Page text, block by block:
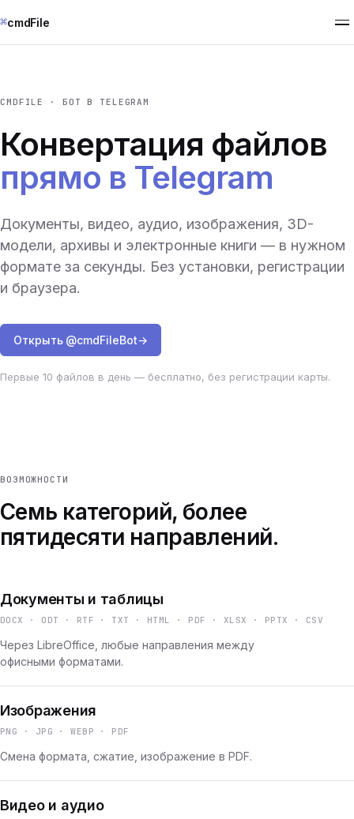
⌘cmdFile
CMDFILE · БОТ В TELEGRAM
Конвертация файлов
прямо в Telegram
Документы, видео, аудио, изображения, 3D-
модели, архивы и электронные книги — в нужном
формате за секунды. Без установки, регистрации
и браузера.
Открыть @cmdFileBot→
Первые 10 файлов в день — бесплатно, без регистрации карты.
ВОЗМОЖНОСТИ
Семь категорий, более
пятидесяти направлений.
Документы и таблицы
DOCX · ODT · RTF · TXT · HTML · PDF · XLSX · PPTX · CSV
Через LibreOffice, любые направления между
офисными форматами.
Изображения
PNG · JPG · WEBP · PDF
Смена формата, сжатие, изображение в PDF.
Видео и аудио